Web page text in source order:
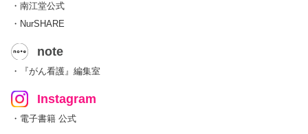
・南江堂公式
・NurSHARE
note
・『がん看護』編集室
Instagram
・電子書籍 公式